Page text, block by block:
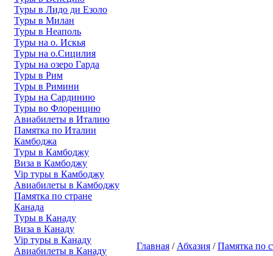
Туры в Лидо ди Езоло
Туры в Милан
Туры в Неаполь
Туры на о. Искья
Туры на о.Сицилия
Туры на озеро Гарда
Туры в Рим
Туры в Римини
Туры на Сардинию
Туры во Флоренцию
Авиабилеты в Италию
Памятка по Италии
Камбоджа
Туры в Камбоджу
Виза в Камбоджу
Vip туры в Камбоджу
Авиабилеты в Камбоджу
Памятка по стране
Канада
Туры в Канаду
Виза в Канаду
Vip туры в Канаду
Авиабилеты в Канаду
Главная / Абхазия /Памятка по